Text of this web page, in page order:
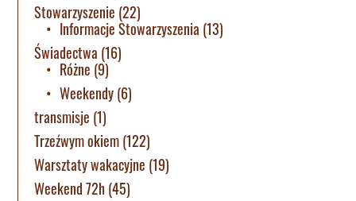
Stowarzyszenie (22)
Informacje Stowarzyszenia (13)
Świadectwa (16)
Różne (9)
Weekendy(6)
transmisje (1)
Trzeźwym okiem(122)
Warsztaty wakacyjne (19)
Weekend 72h(45)